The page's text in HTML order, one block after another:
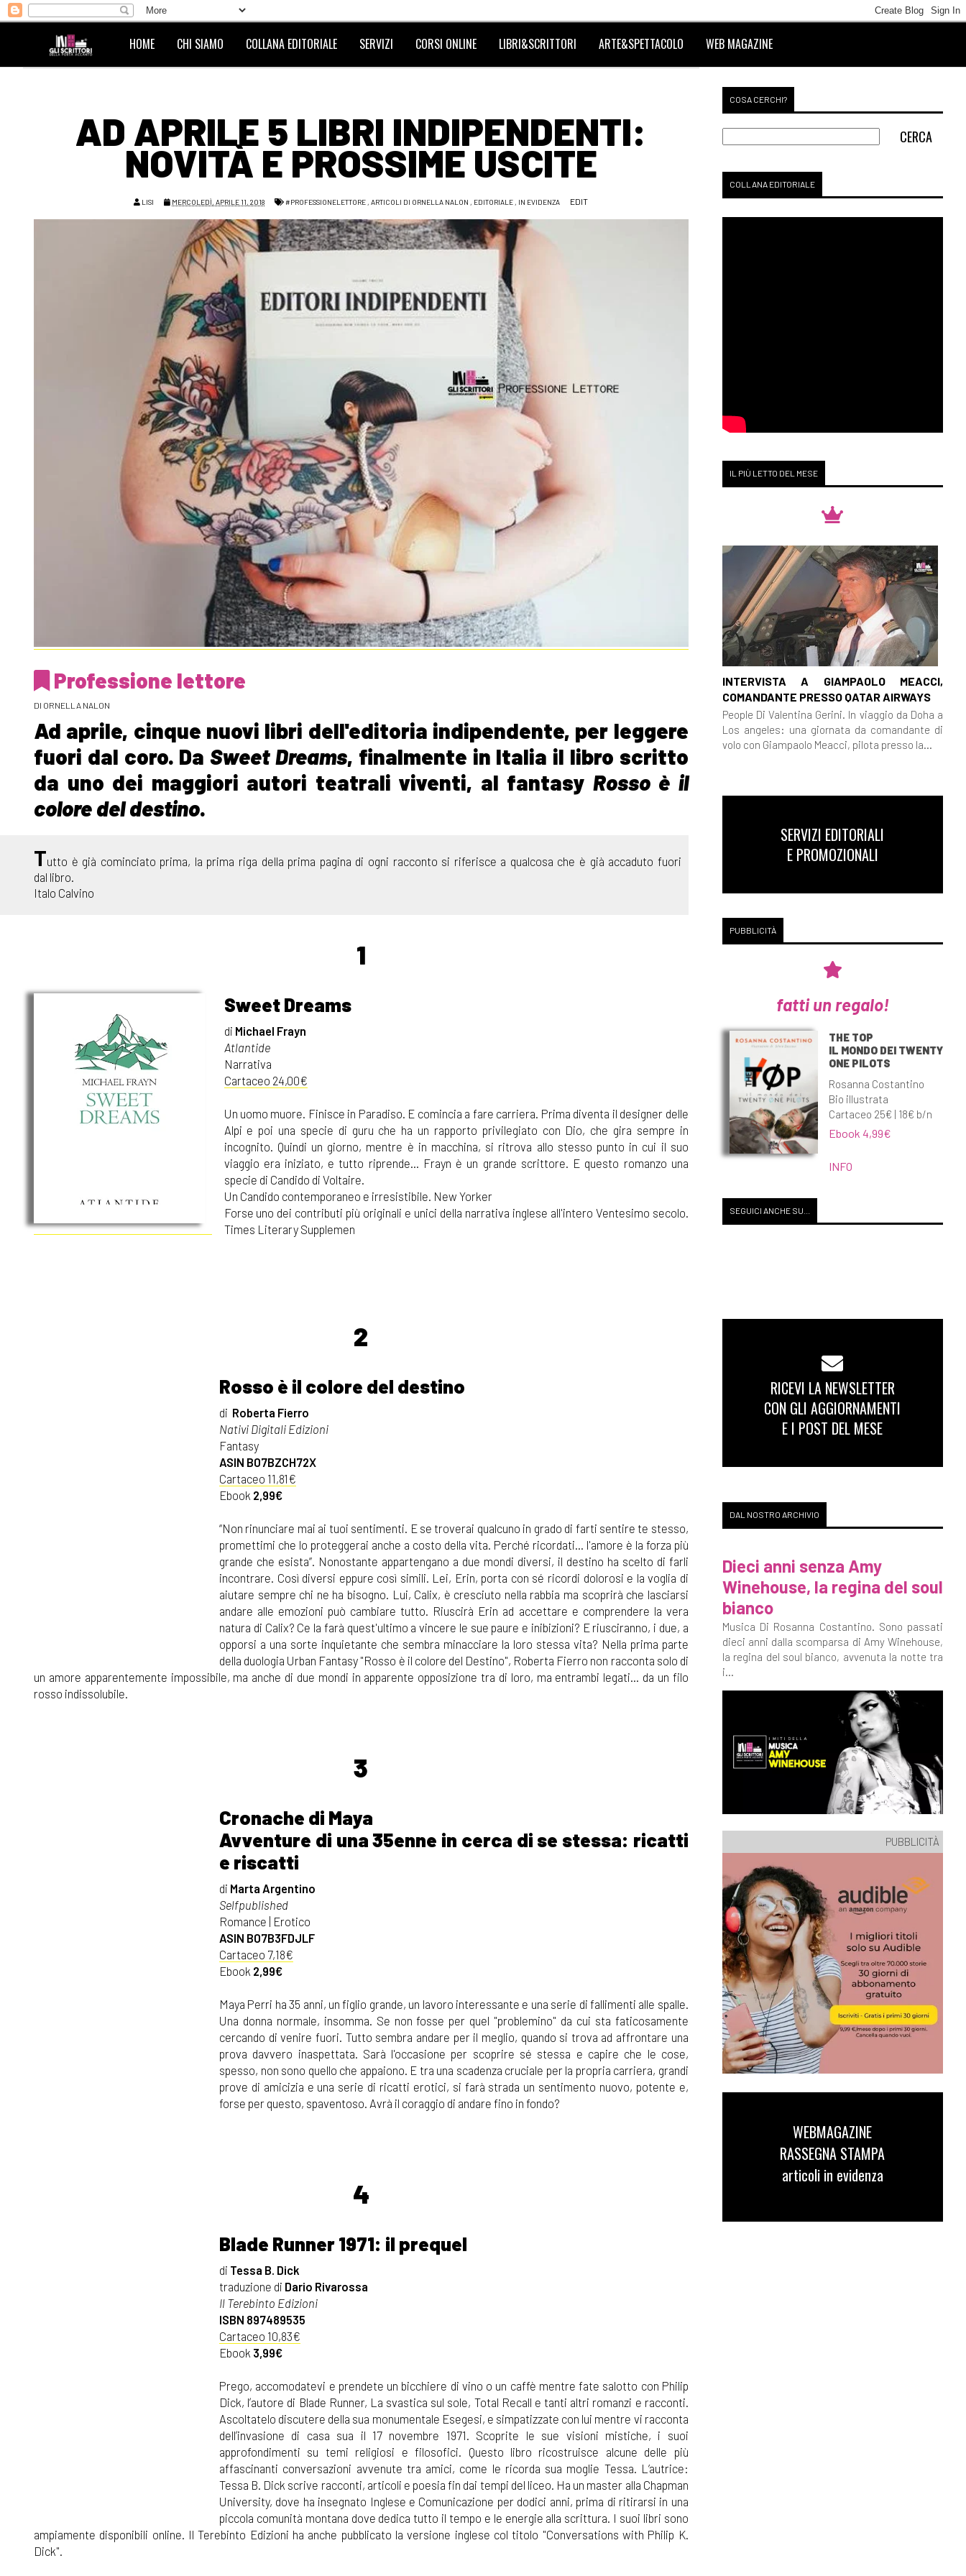
HOME CHI SIAMO COLLANA EDITORIALE SERVIZI CORSI ONLINE LIBRI&SCRITTORI ARTE&SPETTACOLO WEB MAGAZINE
AD APRILE 5 LIBRI INDIPENDENTI:
NOVITÀ E PROSSIME USCITE
LISI MERCOLEDÌ, APRILE 11, 2018 #PROFESSIONELETTORE ,ARTICOLI DI ORNELLA NALON , EDITORIALE , IN EVIDENZA EDIT
Professione lettore
DI ORNELLA NALON
Ad aprile, cinque nuovi libri dell'editoria indipendente, per leggere
fuori dal coro. DaSweet Dreams, finalmente in Italia il libro scritto
da uno dei maggiori autori teatrali viventi, al fantasy Rosso è il
colore del destino.
Tutto è già cominciato prima, la prima riga della prima pagina di ogni racconto si riferisce a qualcosa che è già accaduto fuori
dal libro.
Italo Calvino
1
Sweet Dreams
di Michael Frayn
Atlantide
Narrativa
Cartaceo 24,00€
Un uomo muore. Finisce in Paradiso. E comincia a fare carriera. Prima diventa il designer delle
Alpi e poi una specie di guru che ha un rapporto privilegiato con Dio, che gira sempre in
incognito. Quindi un giorno, mentre è in macchina, si ritrova allo stesso punto in cui il suo
viaggio era iniziato, e tutto riprende... Frayn è un grande scrittore. E questo romanzo una
specie di Candido di Voltaire.
Un Candido contemporaneo e irresistibile. New Yorker
Forse uno dei contributi più originali e unici della narrativa inglese all'intero Ventesimo secolo.
Times Literary Supplemen
2
Rosso è il colore del destino
di Roberta Fierro
Nativi Digitali Edizioni
Fantasy
ASIN B07BZCH72X
Cartaceo 11,81€
Ebook 2,99€
“Non rinunciare mai ai tuoi sentimenti. E se troverai qualcuno in grado di farti sentire te stesso,
promettimi che lo proteggerai anche a costo della vita. Perché ricordati... l'amore è la forza più
grande che esista”. Nonostante appartengano a due mondi diversi, il destino ha scelto di farli
incontrare. Così diversi eppure così simili. Lei, Erin, porta con sé ricordi dolorosi e la voglia di
aiutare sempre chi ne ha bisogno. Lui, Calix, è cresciuto nella rabbia ma scoprirà che lasciarsi
andare alle emozioni può cambiare tutto. Riuscirà Erin ad accettare e comprendere la vera
natura di Calix? Ce la farà quest'ultimo a vincere le sue paure e inibizioni? E riusciranno, i due, a
opporsi a una sorte inquietante che sembra minacciare la loro stessa vita? Nella prima parte
della duologia Urban Fantasy "Rosso è il colore del Destino", Roberta Fierro non racconta solo di
un amore apparentemente impossibile, ma anche di due mondi in apparente opposizione tra di loro, ma entrambi legati... da un filo
rosso indissolubile.
3
Cronache di Maya
Avventure di una 35enne in cerca di se stessa: ricatti
e riscatti
di Marta Argentino
Selfpublished
Romance | Erotico
ASIN B07B3FDJLF
Cartaceo 7,18€
Ebook 2,99€
Maya Perri ha 35 anni, un figlio grande, un lavoro interessante e una serie di fallimenti alle spalle.
Una donna normale, insomma. Se non fosse per quel "problemino" da cui sta faticosamente
cercando di venire fuori. Tutto sembra andare per il meglio, quando si trova ad affrontare una
prova davvero inaspettata. Sarà l'occasione per scoprire sé stessa e capire che le cose,
spesso, non sono quello che appaiono. E tra una scadenza cruciale per la propria carriera, grandi
prove di amicizia e una serie di ricatti erotici, si farà strada un sentimento nuovo, potente e,
forse per questo, spaventoso. Avrà il coraggio di andare fino in fondo?
4
Blade Runner 1971: il prequel
di Tessa B. Dick
traduzione di Dario Rivarossa
Il Terebinto Edizioni
ISBN 897489535
Cartaceo 10,83€
Ebook 3,99€
Prego, accomodatevi e prendete un bicchiere di vino o un caffè mentre fate salotto con Philip
Dick, lʼautore di Blade Runner, La svastica sul sole, Total Recall e tanti altri romanzi e racconti.
Ascoltatelo discutere della sua monumentale Esegesi, e simpatizzate con lui mentre vi racconta
dellʼinvasione di casa sua il 17 novembre 1971. Scoprite le sue visioni mistiche, i suoi
approfondimenti su temi religiosi e filosofici. Questo libro ricostruisce alcune delle più
affascinanti conversazioni avvenute tra amici, come le ricorda sua moglie Tessa. L’autrice:
Tessa B. Dick scrive racconti, articoli e poesia fin dai tempi del liceo. Ha un master alla Chapman
University, dove ha insegnato Inglese e Comunicazione per dodici anni, prima di ritirarsi in una
piccola comunità montana dove dedica tutto il tempo e le energie alla scrittura. I suoi libri sono
ampiamente disponibili online. Il Terebinto Edizioni ha anche pubblicato la versione inglese col titolo "Conversations with Philip K.
Dick".
COSA CERCHI?
COLLANA EDITORIALE
IL PIÙ LETTO DEL MESE
INTERVISTA A GIAMPAOLO MEACCI,
COMANDANTE PRESSO QATAR AIRWAYS
People Di Valentina Gerini. In viaggio da Doha a
Los angeles: una giornata da comandante di
volo con Giampaolo Meacci, pilota presso la...
SERVIZI EDITORIALI
E PROMOZIONALI
PUBBLICITÀ
fatti un regalo!
THE TOP
IL MONDO DEI TWENTY
ONE PILOTS
Rosanna Costantino
Bio illustrata
Cartaceo 25€ | 18€ b/n
Ebook 4,99€
INFO
SEGUICI ANCHE SU...
RICEVI LA NEWSLETTER
CON GLI AGGIORNAMENTI
E I POST DEL MESE
DAL NOSTRO ARCHIVIO
Dieci anni senza Amy
Winehouse, la regina del soul
bianco
Musica Di Rosanna Costantino. Sono passati
dieci anni dalla scomparsa di Amy Winehouse,
la regina del soul bianco, avvenuta la notte tra
i...
PUBBLICITÀ
WEBMAGAZINE
RASSEGNA STAMPA
articoli in evidenza